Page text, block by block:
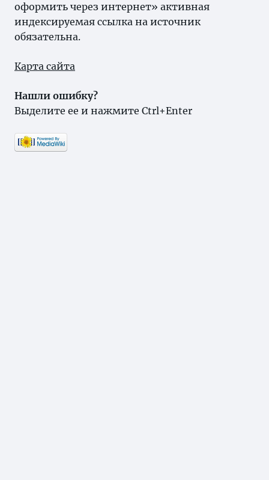
оформить через интернет» активная
индексируемая ссылка на источник
обязательна.
Карта сайта
Нашли ошибку?
Выделите ее и нажмите Ctrl+Enter